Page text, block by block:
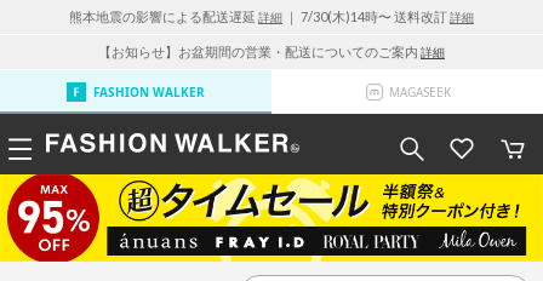
熊本地震の影響による配送遅延 詳細 ｜ 7/30(木)14時〜 送料改訂詳細
【お知らせ】お盆期間の営業・配送についてのご案内 詳細
FASHION WALKER MAGASEEK